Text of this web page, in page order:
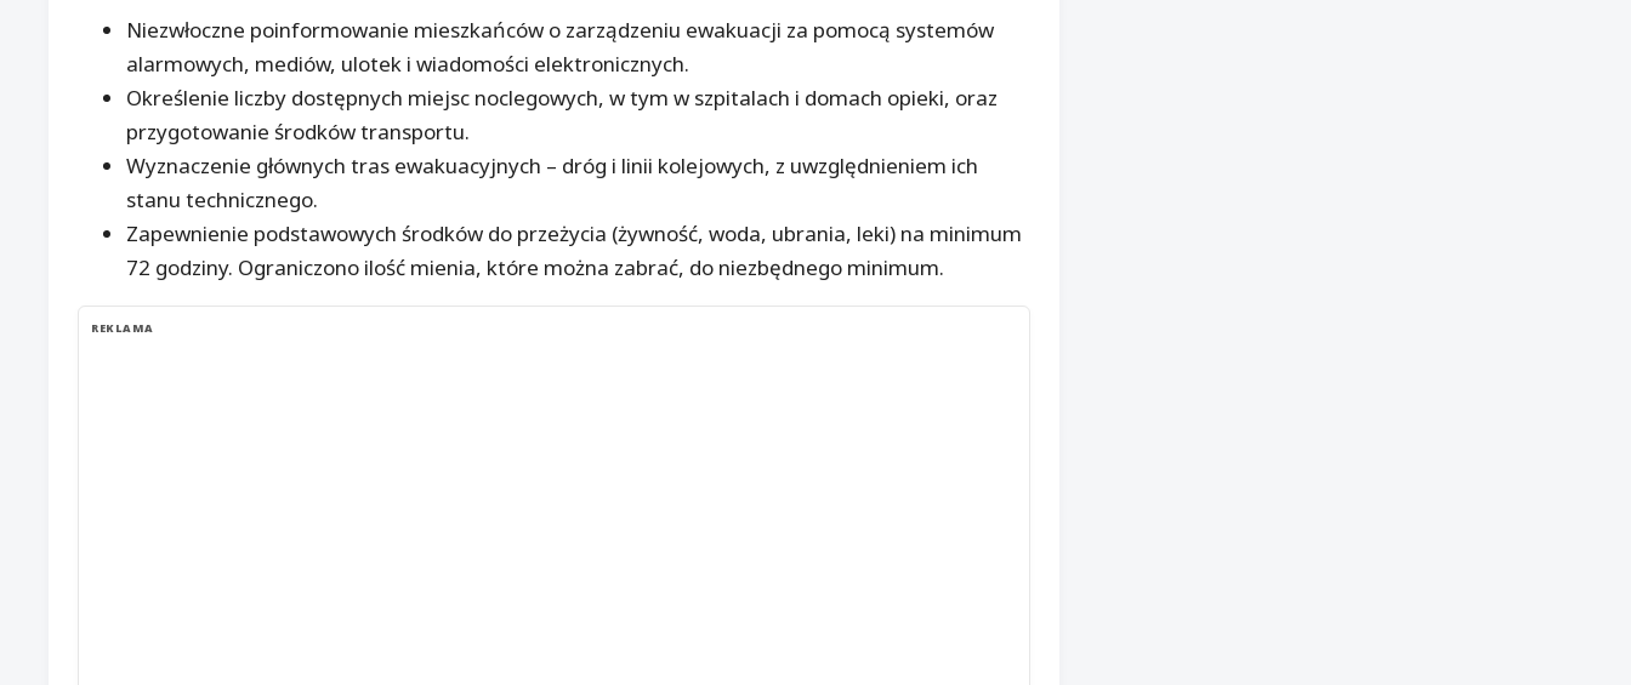
Niezwłoczne poinformowanie mieszkańców o zarządzeniu ewakuacji za pomocą systemów
alarmowych, mediów, ulotek i wiadomości elektronicznych.
Określenie liczby dostępnych miejsc noclegowych, w tym w szpitalach i domach opieki, oraz
przygotowanie środków transportu.
Wyznaczenie głównych tras ewakuacyjnych – dróg i linii kolejowych, z uwzględnieniem ich
stanu technicznego.
Zapewnienie podstawowych środków do przeżycia (żywność, woda, ubrania, leki) na minimum
72 godziny. Ograniczono ilość mienia, które można zabrać, do niezbędnego minimum.
REKLAMA